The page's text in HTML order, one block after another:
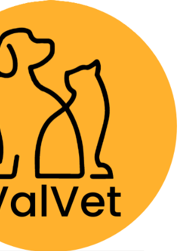
por compras sobre
desde Coquimbo hasta Los
Veterinaria
Dermatológicos
Solución Tópica